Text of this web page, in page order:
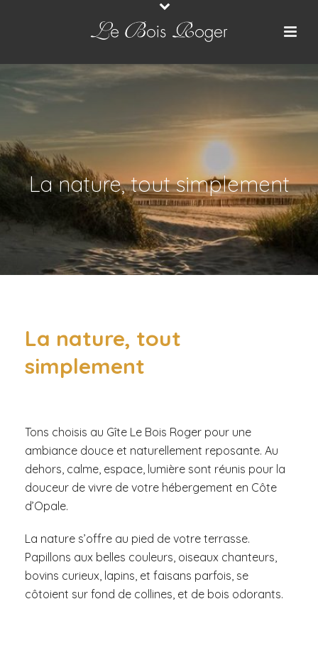
La nature, tout simplement
La nature, tout
simplement
Tons choisis au Gîte Le Bois Roger pour une
ambiance douce et naturellement reposante. Au
dehors, calme, espace, lumière sont réunis pour la
douceur de vivre de votre hébergement en Côte
d’Opale.
La nature s’offre au pied de votre terrasse.
Papillons aux belles couleurs, oiseaux chanteurs,
bovins curieux, lapins, et faisans parfois, se
côtoient sur fond de collines, et de bois odorants.